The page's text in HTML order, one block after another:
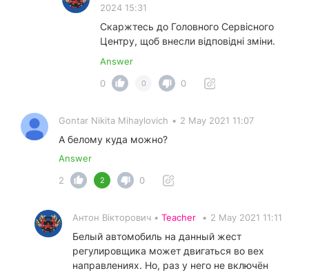
2024 15:31
Скаржтесь до Головного Сервісного
Центру, щоб внесли відповідні зміни.
Answer
0
0 0
Gontar Nikita Mihaylovich • 2 May 2021 11:07
А белому куда можно?
Answer
2
2 0
Антон Вікторович • Teacher • 2 May 2021 11:11
Белый автомобиль на данный жест
регулировщика может двигаться во вех
направлениях. Но, раз у него не включён